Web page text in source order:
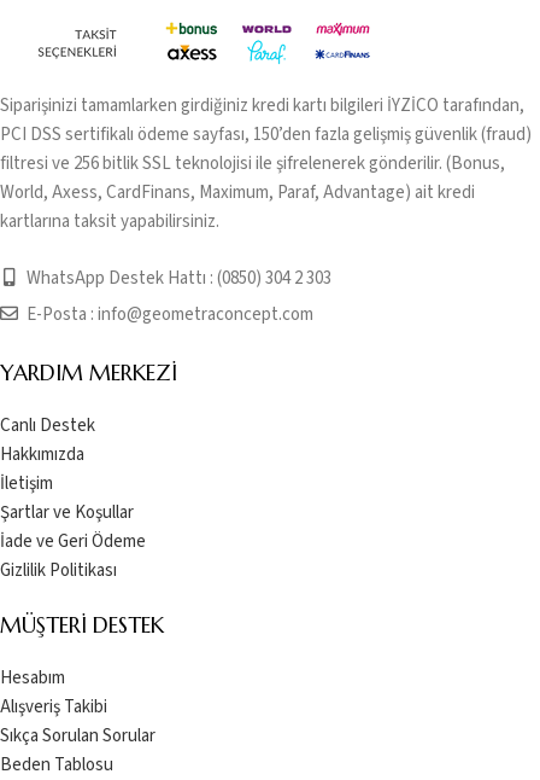
Siparişinizi tamamlarken girdiğiniz kredi kartı bilgileri İYZİCO tarafından,
PCI DSS sertifikalı ödeme sayfası, 150’den fazla gelişmiş güvenlik (fraud)
filtresi ve 256 bitlik SSL teknolojisi ile şifrelenerek gönderilir. (Bonus,
World, Axess, CardFinans, Maximum, Paraf, Advantage) ait kredi
kartlarına taksit yapabilirsiniz.
WhatsApp Destek Hattı : (0850) 304 2 303
E-Posta :info@geometraconcept.com
YARDIM MERKEZI
Canlı Destek
Hakkımızda
İletişim
Şartlar ve Koşullar
İade ve Geri Ödeme
Gizlilik Politikası
MÜŞTERI DESTEK
Hesabım
Alışveriş Takibi
Sıkça Sorulan Sorular
Beden Tablosu